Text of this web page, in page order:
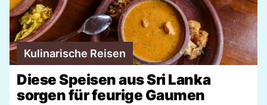
Kulinarische Reisen
Diese Speisen aus Sri Lanka
sorgen für feurige Gaumen